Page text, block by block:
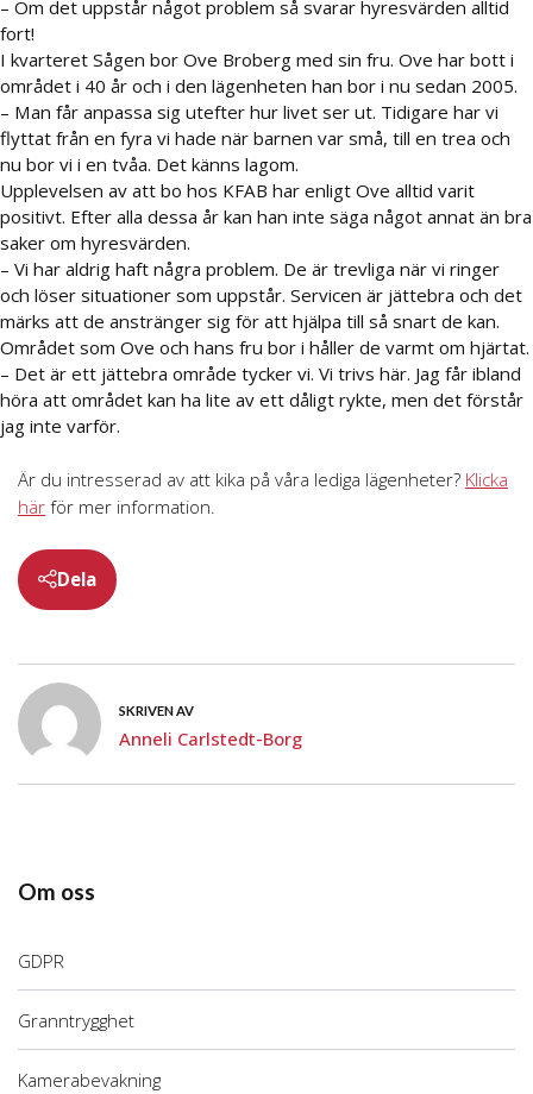
Om oss
GDPR
Granntrygghet
Kamerabevakning
– Om det uppstår något problem så svarar hyresvärden alltid
fort!
I kvarteret Sågen bor Ove Broberg med sin fru. Ove har bott i
området i 40 år och i den lägenheten han bor i nu sedan 2005.
– Man får anpassa sig utefter hur livet ser ut. Tidigare har vi
flyttat från en fyra vi hade när barnen var små, till en trea och
nu bor vi i en tvåa. Det känns lagom.
Upplevelsen av att bo hos KFAB har enligt Ove alltid varit
positivt. Efter alla dessa år kan han inte säga något annat än bra
saker om hyresvärden.
– Vi har aldrig haft några problem. De är trevliga när vi ringer
och löser situationer som uppstår. Servicen är jättebra och det
märks att de anstränger sig för att hjälpa till så snart de kan.
Området som Ove och hans fru bor i håller de varmt om hjärtat.
– Det är ett jättebra område tycker vi. Vi trivs här. Jag får ibland
höra att området kan ha lite av ett dåligt rykte, men det förstår
jag inte varför.
Är du intresserad av att kika på våra lediga lägenheter? Klicka
här för mer information.
Dela
SKRIVEN AV
Anneli Carlstedt-Borg